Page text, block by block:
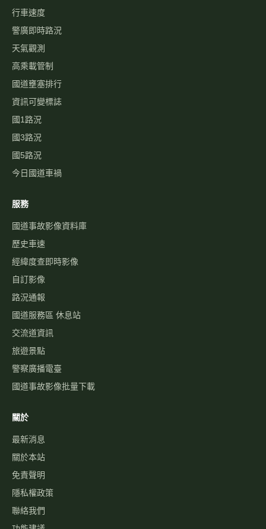
行車速度
警廣即時路況
天氣觀測
高乘載管制
國道壅塞排行
資訊可變標誌
國1路況
國3路況
國5路況
今日國道車禍
服務
國道事故影像資料庫
歷史車速
經緯度查即時影像
自訂影像
路況通報
國道服務區 休息站
交流道資訊
旅遊景點
警察廣播電臺
國道事故影像批量下載
關於
最新消息
關於本站
免責聲明
隱私權政策
聯絡我們